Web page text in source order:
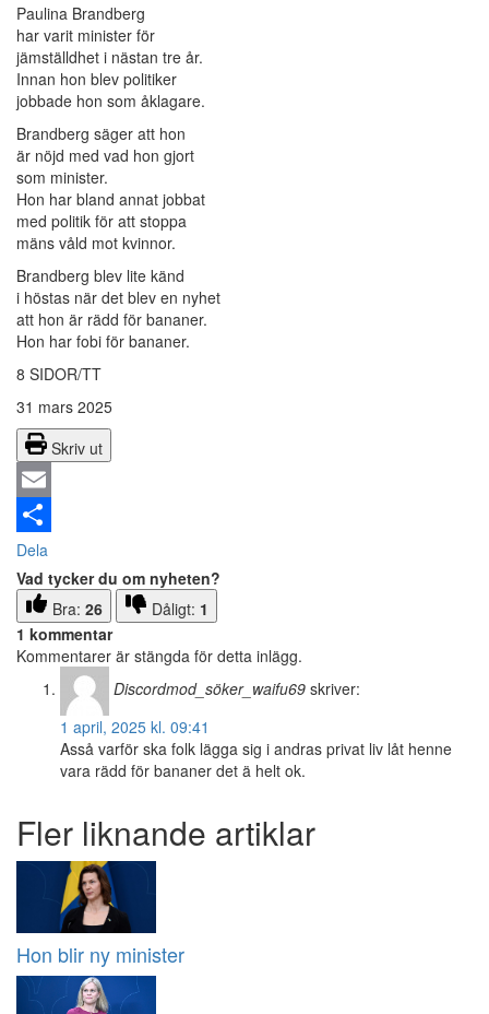
Paulina Brandberg
har varit minister för
jämställdhet i nästan tre år.
Innan hon blev politiker
jobbade hon som åklagare.
Brandberg säger att hon
är nöjd med vad hon gjort
som minister.
Hon har bland annat jobbat
med politik för att stoppa
mäns våld mot kvinnor.
Brandberg blev lite känd
i höstas när det blev en nyhet
att hon är rädd för bananer.
Hon har fobi för bananer.
8 SIDOR/TT
31 mars 2025
Skriv ut
Email
Dela
Vad tycker du om nyheten?
Bra: 26 Dåligt: 1
1 kommentar
Kommentarer är stängda för detta inlägg.
Discordmod_söker_waifu69 skriver:
1 april, 2025 kl. 09:41
Asså varför ska folk lägga sig i andras privat liv låt henne
vara rädd för bananer det ä helt ok.
Fler liknande artiklar
Hon blir ny minister